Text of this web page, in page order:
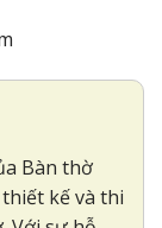
Bàn thờ
kế và thi